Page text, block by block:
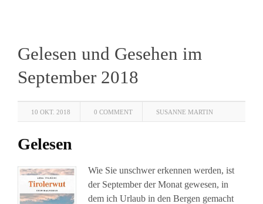
Gelesen und Gesehen im
September 2018
10 OKT. 2018 0 COMMENT SUSANNE MARTIN
Gelesen
Wie Sie unschwer erkennen werden, ist
der September der Monat gewesen, in
dem ich Urlaub in den Bergen gemacht